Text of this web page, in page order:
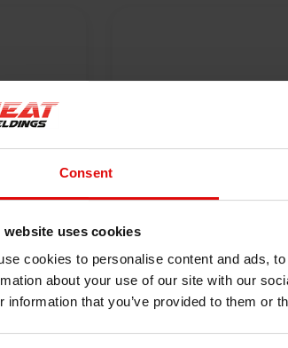
Consent
website uses cookies
cookies to personalise content and ads,
about your use of our site with our
information that you’ve provided to them or
€95,- *
dezelfde dag